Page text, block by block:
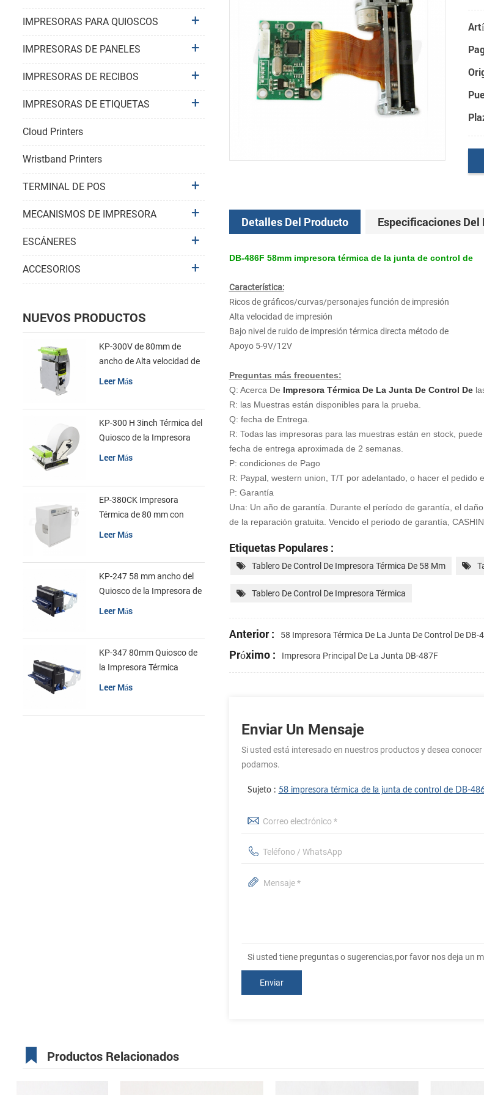
Detalles Del Producto Especificaciones Del
DB-486F 58mm impresora térmica de la junta de control de
Característica:
Ricos de gráficos/curvas/personajes función de impresión
Alta velocidad de impresión
Bajo nivel de ruido de impresión térmica directa método de
Apoyo 5-9V/12V
Preguntas más frecuentes:
Q: Acerca De Impresora Térmica De La Junta De Control De
R: las Muestras están disponibles para la prueba.
Q: fecha de Entrega.
R: Todas las impresoras para las muestras están en stock,
fecha de entrega aproximada de 2 semanas.
P: condiciones de Pago
R: Paypal, western union, T/T por adelantado, o hacer el pedido
P: Garantía
Una: Un año de garantía. Durante el período de garantía, el
de la reparación gratuita. Vencido el periodo de garantía,
Etiquetas Populares :
Tablero De Control De Impresora Térmica De 58 Mm
Tablero De Control De Impresora Térmica
Anterior : 58 Impresora Térmica De La Junta De Control De DB-
Próximo : Impresora Principal De La Junta DB-487F
Enviar Un Mensaje
Si usted está interesado en nuestros productos y desea
podamos.
Sujeto : 58 impresora térmica de la junta de control de DB-
Si usted tiene preguntas o sugerencias,por favor nos deja un
IMPRESORAS PARA QUIOSCOS
IMPRESORAS DE PANELES
IMPRESORAS DE RECIBOS
IMPRESORAS DE ETIQUETAS
Cloud Printers
Wristband Printers
TERMINAL DE POS
MECANISMOS DE IMPRESORA
ESCÁNERES
ACCESORIOS
NUEVOS PRODUCTOS
KP-300V de 80mm de
ancho de Alta velocidad de
la Impresora Térmica del
Leer Más
KP-300 H 3inch Térmica del
Quiosco de la Impresora
Módulo de
Leer Más
EP-380CK Impresora
Térmica de 80 mm con
Leer Más
KP-247 58 mm ancho del
Quiosco de la Impresora de
Leer Más
KP-347 80mm Quiosco de
la Impresora Térmica
Leer Más
Productos Relacionados